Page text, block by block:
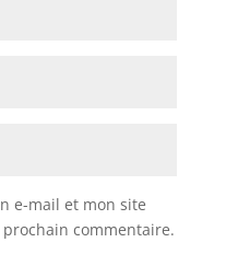
e-mail et mon site
commentaire.